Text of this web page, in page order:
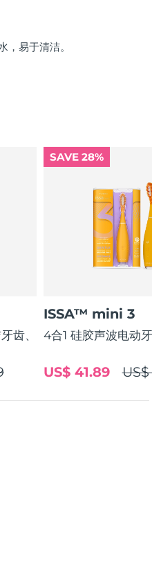
，易于清洁。
齿、
SAVE 28%
ISSA™ mini 3
4合1 硅胶声波电动
US$ 41.89